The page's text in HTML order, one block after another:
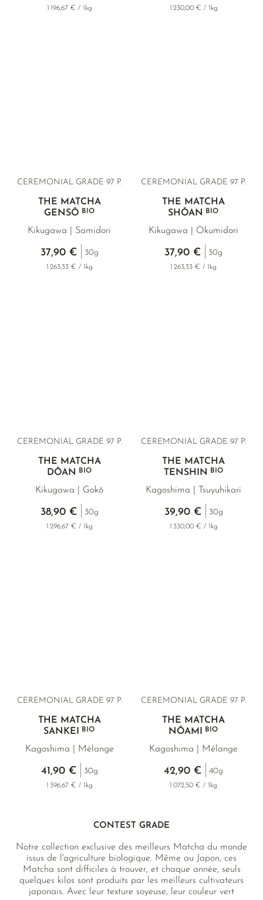
1 196,67 € / 1kg 1 230,00 € / 1kg
CEREMONIAL GRADE 97 P.
THÉ MATCHA
GENSŌ BIO
Kikugawa | Samidori
37,90 € 30g
1 263,33 € / 1kg
CEREMONIAL GRADE 97 P.
THÉ MATCHA
SHŌANBIO
Kikugawa | Okumidori
37,90 € 30g
1 263,33 € / 1kg
CEREMONIAL GRADE 97 P.
THÉ MATCHA
DŌAN
BIO
Kikugawa | Gokō
38,90 € 30g
1 296,67 € / 1kg
CEREMONIAL GRADE 97 P.
THÉ MATCHA
TENSHIN
BIO
Kagoshima | Tsuyuhikari
39,90 € 30g
1 330,00 € / 1kg
CEREMONIAL GRADE 97 P.
THÉ MATCHA
SANKEIBIO
Kagoshima | Mélange
41,90 € 30g
1 396,67 € / 1kg
CEREMONIAL GRADE 97 P.
THÉ MATCHA
NŌAMIBIO
Kagoshima | Mélange
42,90 € 40g
1 072,50 € / 1kg
CONTEST GRADE
Notre collection exclusive des meilleurs Matcha du monde
issus de l'agriculture biologique. Même au Japon, ces
Matcha sont difficiles à trouver, et chaque année, seuls
quelques kilos sont produits par les meilleurs cultivateurs
japonais. Avec leur texture soyeuse, leur couleur vert